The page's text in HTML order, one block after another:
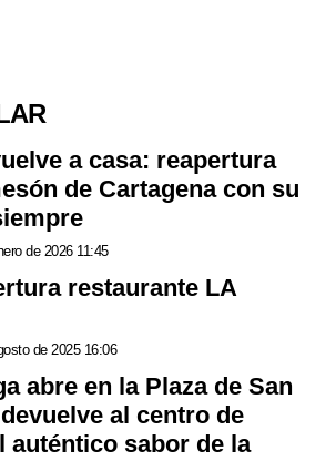
a casa: reapertura
de Cartagena con su
de 2026 11:45
restaurante LA
de 2025 16:06
abre en la Plaza de San
al centro de
auténtico sabor de la